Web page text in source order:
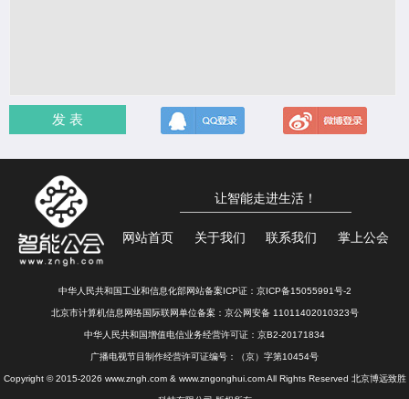
发 表
让智能走进生活！
网站首页 关于我们 联系我们 掌上公会
中华人民共和国工业和信息化部网站备案ICP证： 京ICP备15055991号-2
北京市计算机信息网络国际联网单位备案： 京公网安备 11011402010323号
中华人民共和国增值电信业务经营许可证：京B2-20171834
广播电视节目制作经营许可证编号：（京）字第10454号
Copyright © 2015-2026 www.zngh.com & www.zngonghui.com All Rights Reserved 北京博远致胜